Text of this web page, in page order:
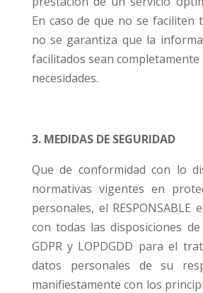
En caso de que no se faciliten
no se garantiza que la
facilitados sean completamente
necesidades.
3. MEDIDAS DE SEGURIDAD
Que de conformidad con lo
normativas vigentes en
personales, el RESPONSABLE
con todas las disposiciones
GDPR y LOPDGDD para el
datos personales de su
manifiestamente con los